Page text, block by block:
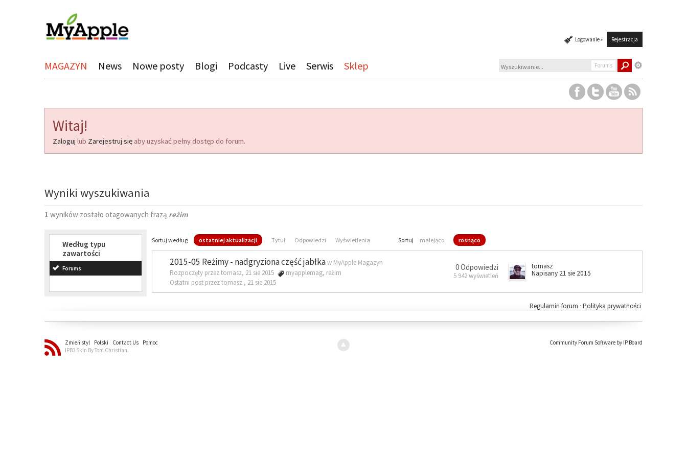
Logowanie » Rejestracja
MAGAZYN News Nowe posty Blogi Podcasty Live Serwis Sklep Forums
Witaj!
Zaloguj lub Zarejestruj się aby uzyskać pełny dostęp do forum.
Wyniki wyszukiwania
1 wyników zostało otagowanych frazą reżim
Według typu
zawartości
Forums
Sortuj według ostatniej aktualizacji Tytuł Odpowiedzi Wyświetlenia Sortuj malejąco rosnąco
2015-05 Reżimy - nadgryziona część jabłkaw MyApple Magazyn
Rozpoczęty przez tomasz, 21 sie 2015
myapplemag, reżim
Ostatni post przez tomasz , 21 sie 2015
0 Odpowiedzi
5 942 wyświetleń
tomasz
Napisany 21 sie 2015
Polityka prywatności
Regulamin forum ·
Zmień styl Polski Contact Us
Pomoc
IPB3 Skin By Tom Christian.
Community Forum Software by IP.Board